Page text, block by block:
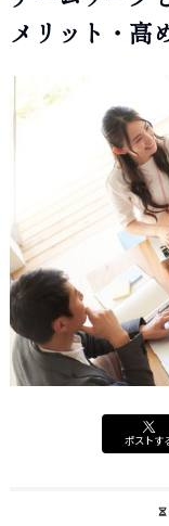
メリット・高
ポストす